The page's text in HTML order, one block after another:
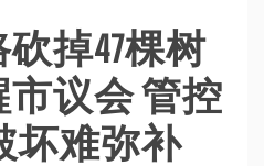
掉47棵树
议会 管控
坏难弥补